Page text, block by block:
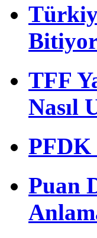
TFF
Nasıl
PFDK
Puan